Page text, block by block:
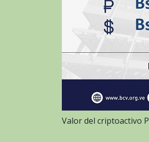
Valor del criptoactivo